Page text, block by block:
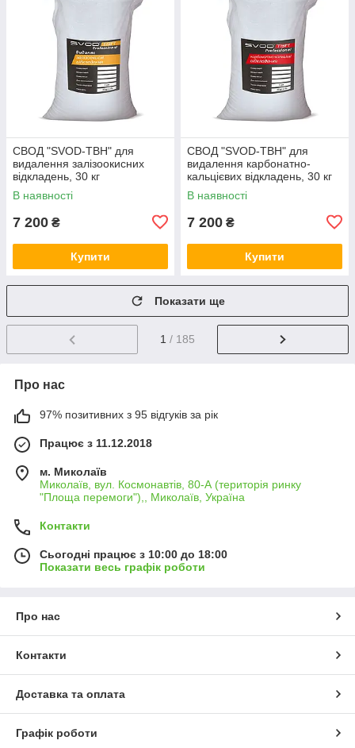
СВОД "SVOD-ТВН" для
видалення залізоокисних
відкладень, 30 кг
В наявності
7 200 ₴
Купити
СВОД "SVOD-ТВН" для
видалення карбонатно-
кальцієвих відкладень, 30 кг
В наявності
7 200 ₴
Купити
Показати ще
1 / 185
Про нас
97% позитивних з 95 відгуків за рік
Працює з 11.12.2018
м. Миколаїв
Миколаїв, вул. Космонавтів, 80-А (територія ринку
"Площа перемоги"),, Миколаїв, Україна
Контакти
Сьогодні працює з 10:00 до 18:00
Показати весь графік роботи
Про нас
Контакти
Доставка та оплата
Графік роботи